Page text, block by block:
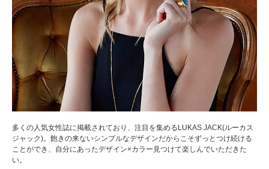
多くの人気女性誌に掲載されており、注目を集めるLUKAS JACK(ルーカス
ジャック)。飽きの来ないシンプルなデザインだからこそずっとつけ続ける
ことができ、自分にあったデザイン×カラー見つけて楽しんでいただきた
い。